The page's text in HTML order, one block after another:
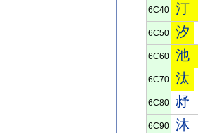
6C40 汀
6C50 汐
6C60 池
6C70 汰
6C80 沀
6C90 沐